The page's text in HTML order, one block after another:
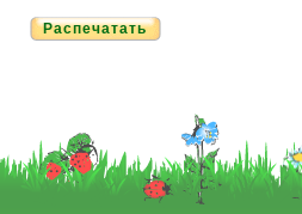
Распечатать